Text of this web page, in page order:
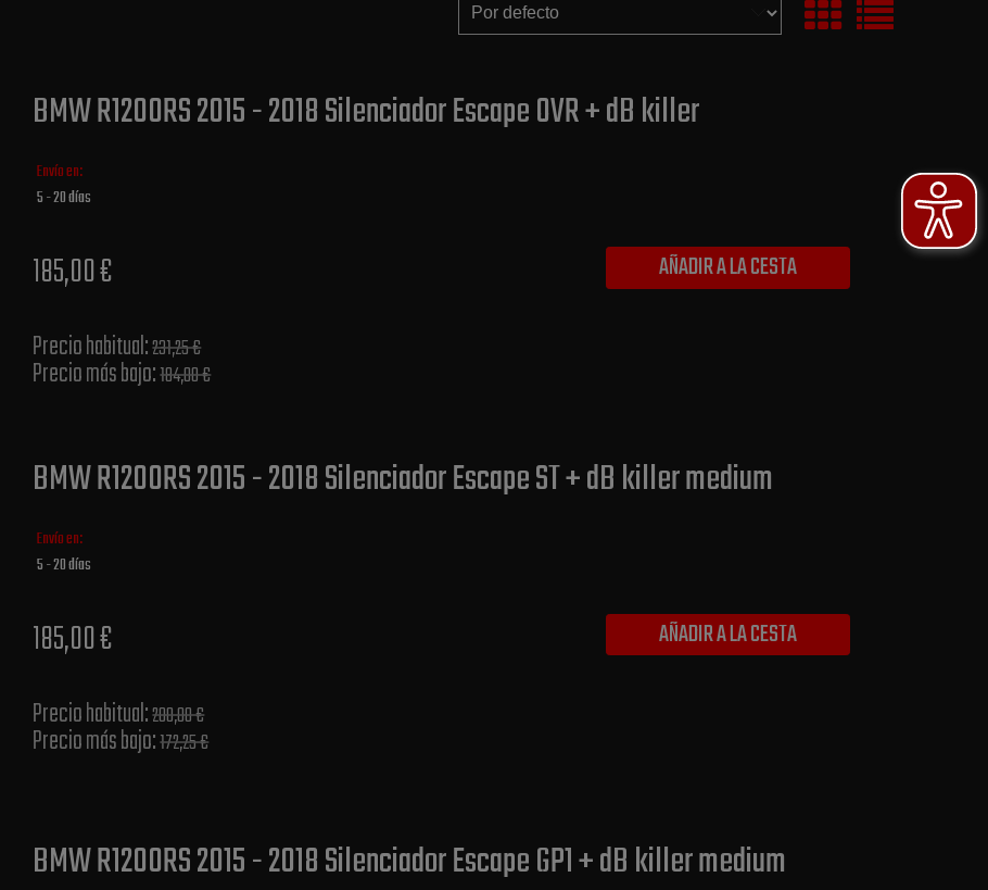
BMW R1200RS 2015 - 2018 Silenciador Escape OVR + dB killer
Envío en:
5 - 20 días
185,00 €
Precio habitual​:231,25 €
Precio más bajo​:184,00 €
AÑADIR A LA CESTA
BMW R1200RS 2015 - 2018 Silenciador Escape ST + dB killer medium
Envío en:
5 - 20 días
185,00 €
Precio habitual​:200,00 €
Precio más bajo​:172,25 €
AÑADIR A LA CESTA
BMW R1200RS 2015 - 2018 Silenciador Escape GP1 + dB killer medium